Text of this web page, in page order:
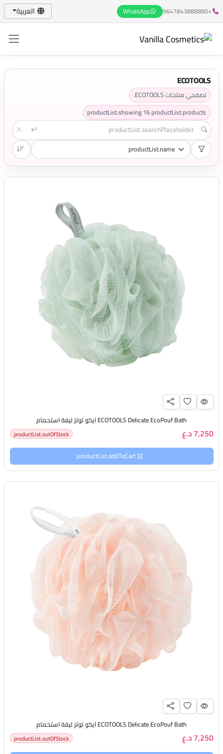
+9647843888880
WhatsApp العربية
ECOTOOLS
تصفحي منتجات ECOTOOLS.
productList.showing16productList.products
ECOTOOLS Delicate EcoPouf Bath ايكو تولز ليفة استحمام
7,250 د.ع productList.outOfStock
productList.addToCart
ECOTOOLS Delicate EcoPouf Bath ايكو تولز ليفة استحمام
7,250 د.ع productList.outOfStock